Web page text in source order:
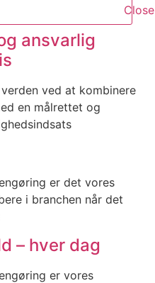
ansvarlig
ved at kombinere
en målrettet og
er det vores
i branchen når det
– hver dag
er vores